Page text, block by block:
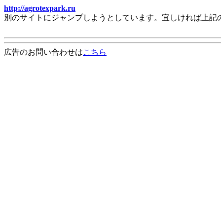
http://agrotexpark.ru
別のサイトにジャンプしようとしています。宜しければ上
広告のお問い合わせはこちら